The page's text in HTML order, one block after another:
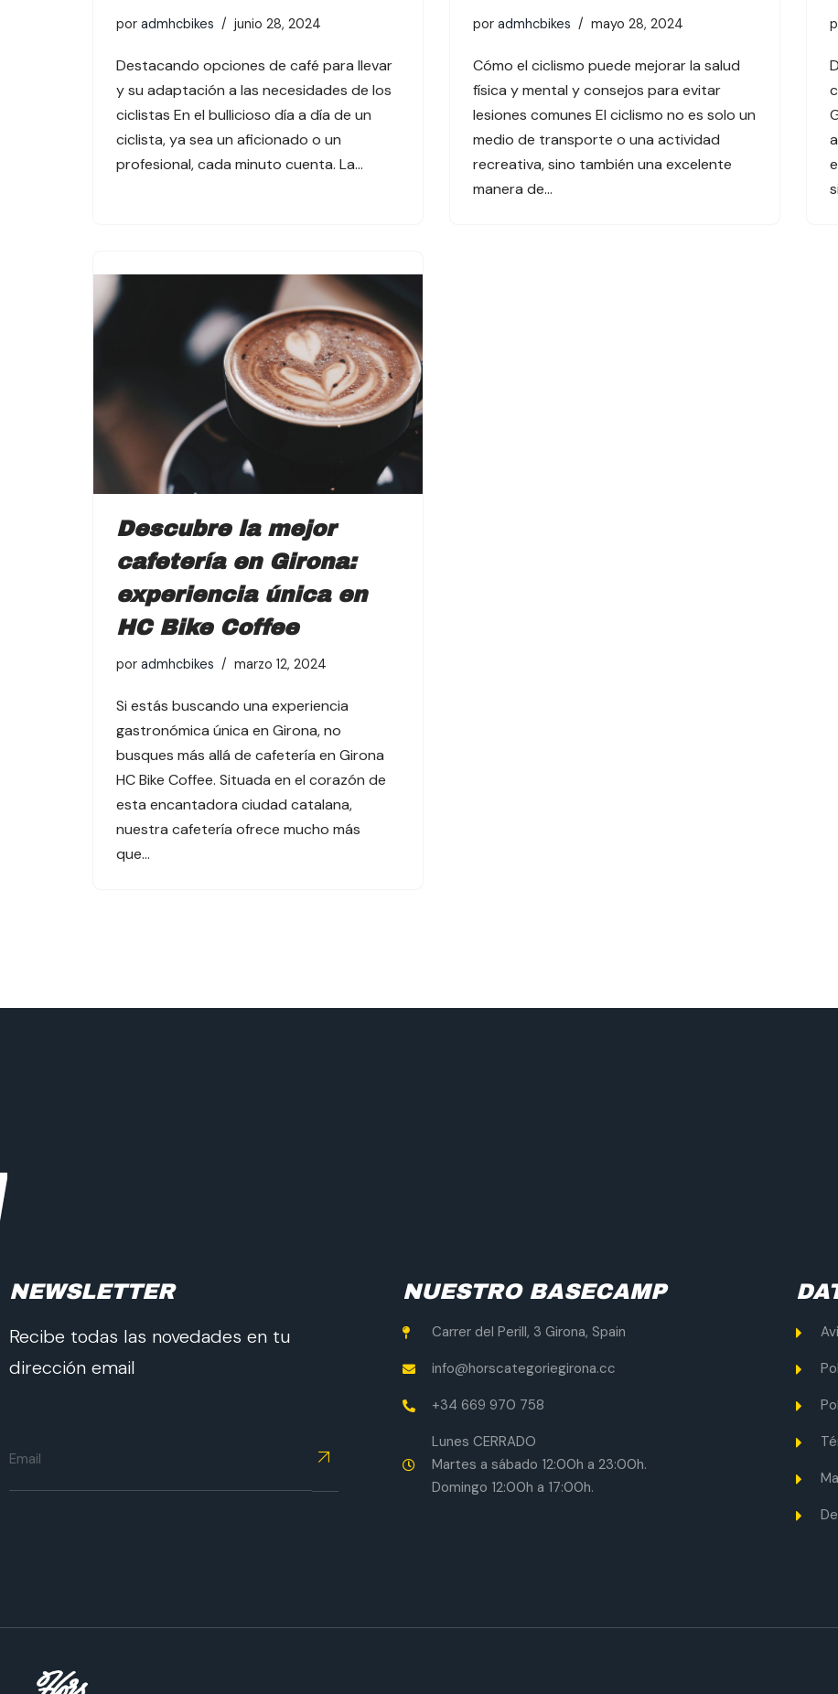
por admhcbikes junio 28, 2024
Destacando opciones de café para llevar
y su adaptación a las necesidades de los
ciclistas En el bullicioso día a día de un
ciclista, ya sea un aficionado o un
profesional, cada minuto cuenta. La…
por admhcbikes mayo 28, 2024
Cómo el ciclismo puede mejorar la salud
física y mental y consejos para evitar
lesiones comunes El ciclismo no es solo un
medio de transporte o una actividad
recreativa, sino también una excelente
manera de…
Descubre la mejor
cafetería en Girona:
experiencia única en
HC Bike Coffee
por admhcbikes marzo 12, 2024
Si estás buscando una experiencia
gastronómica única en Girona, no
busques más allá de cafetería en Girona
HC Bike Coffee. Situada en el corazón de
esta encantadora ciudad catalana,
nuestra cafetería ofrece mucho más
que…
NEWSLETTER
Recibe todas las novedades en tu
dirección email
NUESTRO BASECAMP
Carrer del Perill, 3 Girona, Spain
info@horscategoriegirona.cc
+34 669 970 758
Lunes CERRADO
Martes a sábado 12:00h a 23:00h.
Domingo 12:00h a 17:00h.